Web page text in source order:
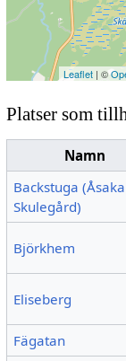
Leaflet | ©
Platser som
Namn
Backstuga (Åsaka
Skulegård)
Björkhem
Eliseberg
Fägatan